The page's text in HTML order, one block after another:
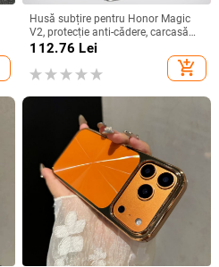
Husă subțire pentru Honor Magic
V2, protecție anti-cădere, carcasă
dură pentru ecran pliabil, finisaj PU
112.76 Lei
add_shopping_cart